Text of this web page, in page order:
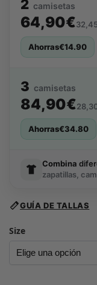
2 camisetas
64,90€
Ahorras€14.90
3 camisetas
84,90€
Ahorras€34.80
Combina
zapatillas,
GUÍA DE TALLAS
Size